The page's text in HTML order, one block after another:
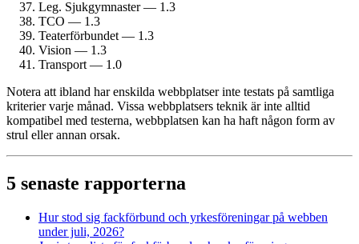
Leg. Sjukgymnaster — 1.3
TCO — 1.3
Teater­förbundet — 1.3
Vision — 1.3
Transport — 1.0
Notera att ibland har enskilda webbplatser inte testats på samtliga
kriterier varje månad. Vissa webbplatsers teknik är inte alltid
kompatibel med testerna, webbplatsen kan ha haft någon form av
strul eller annan orsak.
5 senaste rapporterna
Hur stod sig fackförbund och yrkesföreningar på webben
under juli, 2026?